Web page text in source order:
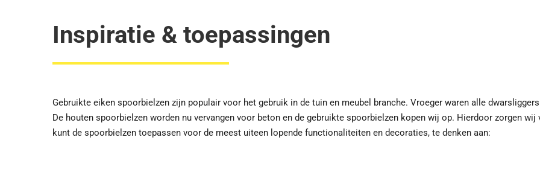
Inspiratie & toepassingen
Gebruikte eiken spoorbielzen zijn populair voor het gebruik in de tuin en meubel branche. Vroeger waren alle
De houten spoorbielzen worden nu vervangen voor beton en de gebruikte spoorbielzen kopen wij op. Hierdoor zorgen
kunt de spoorbielzen toepassen voor de meest uiteen lopende functionaliteiten en decoraties, te denken aan: